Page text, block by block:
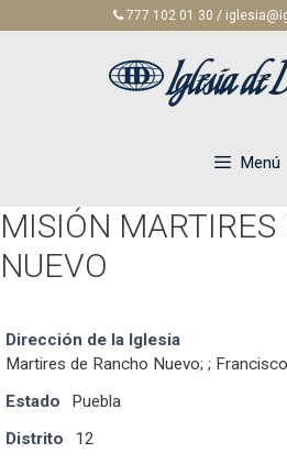
777 102 01 30 /
Menú
MISIÓN MARTIRES
NUEVO
Dirección de la Iglesia
Martires de Rancho Nuevo; ;
Estado
Puebla
Distrito
12